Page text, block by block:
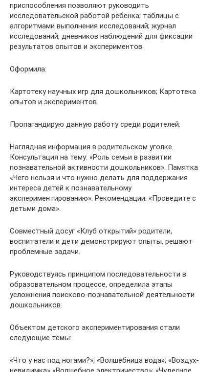
приспособления позволяют руководить
исследовательской работой ребенка; таблицы с
алгоритмами выполнения исследований; журнал
исследований, дневников наблюдений для фиксации
результатов опытов и экспериментов.
Оформила:
Картотеку научных игр для дошкольников; Картотека
опытов и экспериментов.
Пропагандирую данную работу среди родителей:
Наглядная информация в родительском уголке.
Консультация на тему: «Роль семьи в развитии
познавательной активности дошкольников». Памятка
«Чего нельзя и что нужно делать для поддержания
интереса детей к познавательному
экспериментированию». Рекомендации: «Проведите с
детьми дома».
Совместный досуг «Клуб открытий» родители,
воспитатели и дети демонстрируют опыты, решают
проблемные задачи.
Руководствуясь принципом последовательности в
образовательном процессе, определила этапы
усложнения поисково-познавательной деятельности
дошкольников.
Объектом детского экспериментирования стали
следующие темы:
«Что у нас под ногами?»; «Волшебница вода»; «Воздух-